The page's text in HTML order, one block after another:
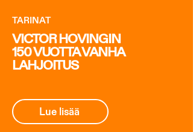
TARINAT
VICTOR HOVINGIN
150 VUOTTA VANHA
LAHJOITUS
Lue lisää